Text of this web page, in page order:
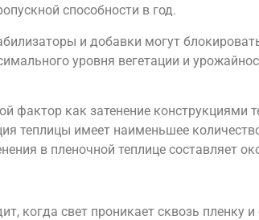
способности в год.
и добавки могут
уровня вегетации и
фактор как затенение конструкциями
теплицы имеет наименьшее
в пленочной теплице составляет
когда свет проникает сквозь пленку